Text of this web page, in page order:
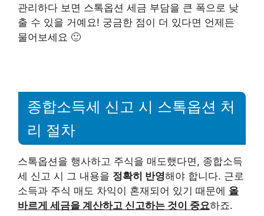
관리하다 보면 스톡옵션 세금 부담을 큰 폭으로 낮
출 수 있을 거예요! 궁금한 점이 더 있다면 언제든
물어보세요 🙂
종합소득세 신고 시 스톡옵션 처
리 절차
스톡옵션을 행사하고 주식을 매도했다면, 종합소득
세 신고 시 그 내용을 정확히 반영해야 합니다. 근로
소득과 주식 매도 차익이 혼재되어 있기 때문에 올
바르게 세금을 계산하고 신고하는 것이 중요하죠.